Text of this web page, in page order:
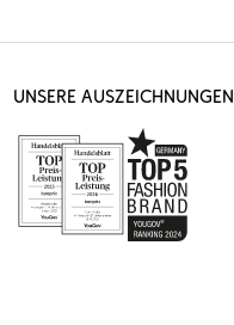
UNSERE AUSZEICHNUNGEN